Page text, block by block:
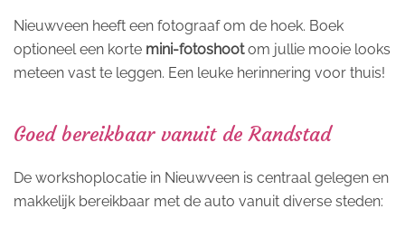
Nieuwveen heeft een fotograaf om de hoek. Boek
optioneel een korte mini-fotoshootom jullie mooie looks
meteen vast te leggen. Een leuke herinnering voor thuis!
Goed bereikbaar vanuit de Randstad
De workshoplocatie in Nieuwveen is centraal gelegen en
makkelijk bereikbaar met de auto vanuit diverse steden: